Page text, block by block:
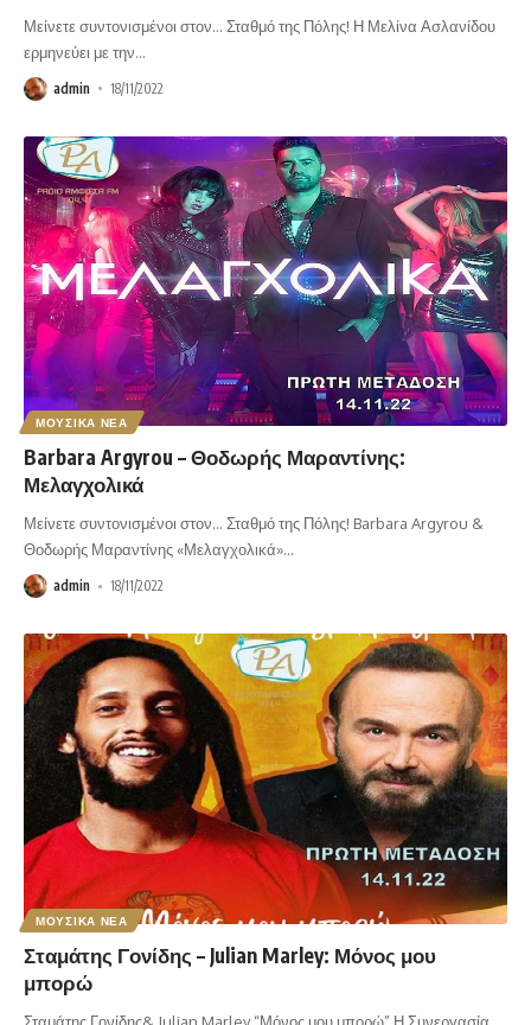
Μείνετε συντονισμένοι στον… Σταθμό της Πόλης! Η Μελίνα Ασλανίδου
ερμηνεύει με την…
admin 18/11/2022
ΜΟΥΣΙΚΑ ΝΕΑ
Barbara Argyrou – Θοδωρής Μαραντίνης:
Μελαγχολικά
Μείνετε συντονισμένοι στον… Σταθμό της Πόλης! Barbara Argyrou &
Θοδωρής Μαραντίνης «Μελαγχολικά»…
admin 18/11/2022
ΜΟΥΣΙΚΑ ΝΕΑ
Σταμάτης Γονίδης – Julian Marley: Μόνος μου
μπορώ